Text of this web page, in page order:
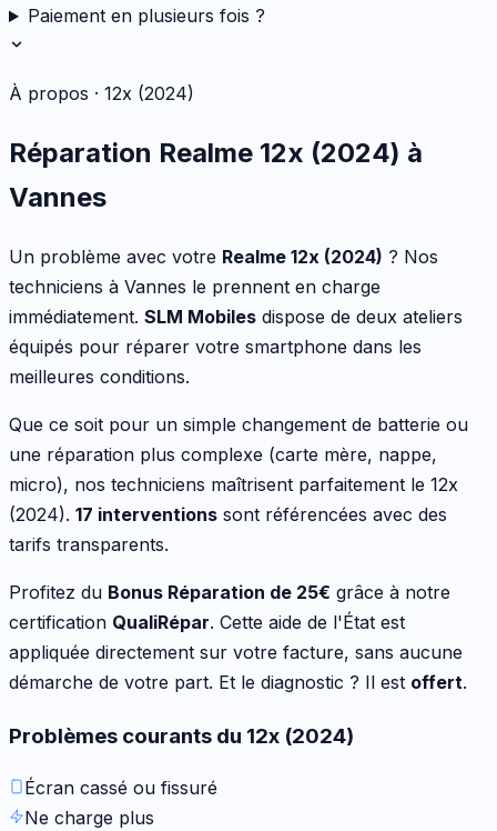
Paiement en plusieurs fois ?
À propos · 12x (2024)
Réparation Realme 12x (2024) à
Vannes
Un problème avec votre Realme 12x (2024) ? Nos
techniciens à Vannes le prennent en charge
immédiatement. SLM Mobiles dispose de deux ateliers
équipés pour réparer votre smartphone dans les
meilleures conditions.
Que ce soit pour un simple changement de batterie ou
une réparation plus complexe (carte mère, nappe,
micro), nos techniciens maîtrisent parfaitement le 12x
(2024). 17 interventions sont référencées avec des
tarifs transparents.
Profitez du Bonus Réparation de 25€ grâce à notre
certification QualiRépar. Cette aide de l'État est
appliquée directement sur votre facture, sans aucune
démarche de votre part. Et le diagnostic ? Il est offert.
Problèmes courants du 12x (2024)
Écran cassé ou fissuré
Ne charge plus